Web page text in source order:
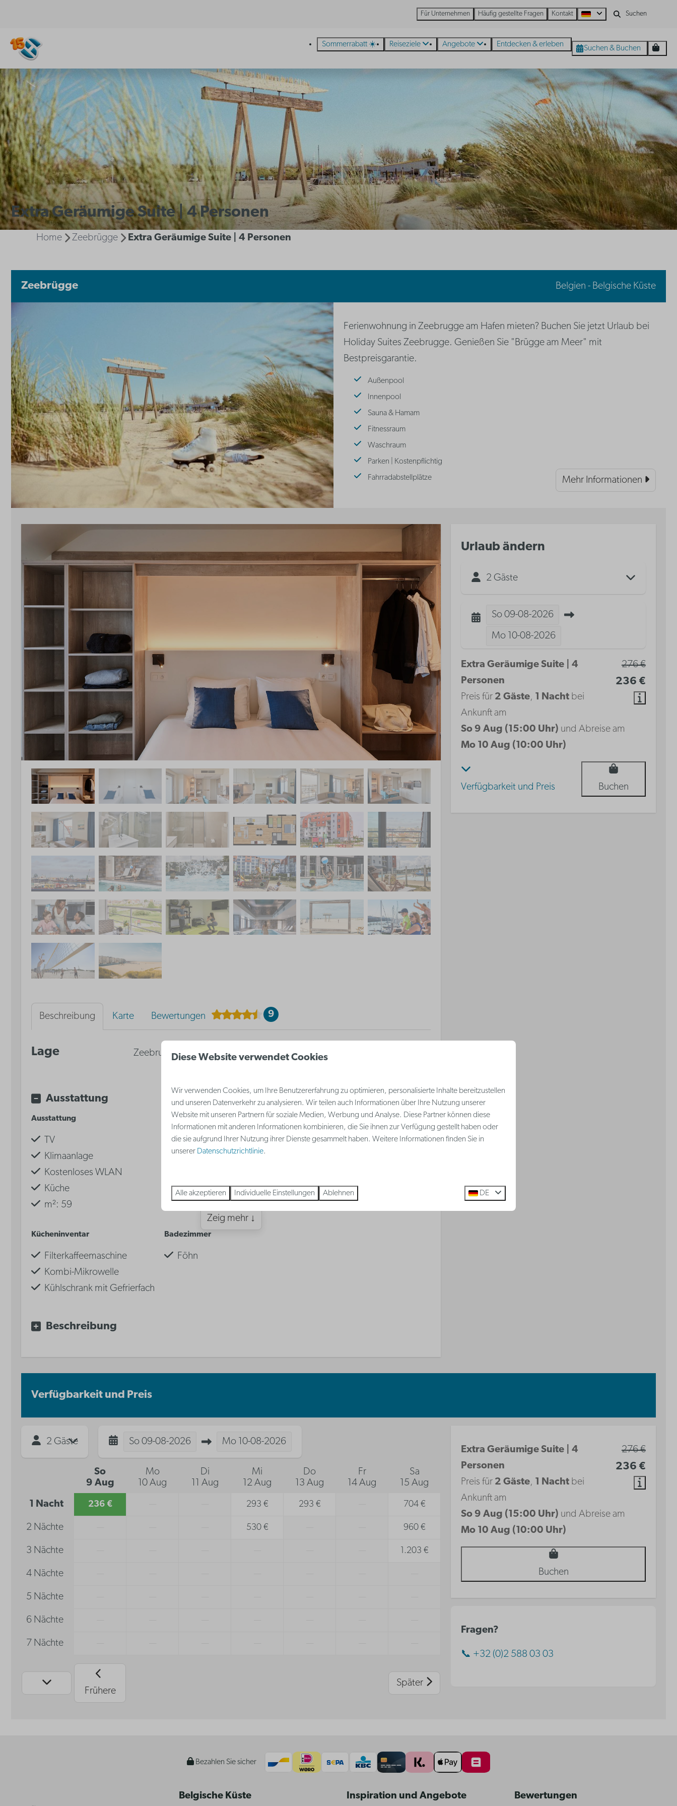
Für Unternehmen Häufig gestellte Fragen Kontakt
Sommerrabatt ☀️ Reiseziele Angebote Entdecken & erleben Suchen & Buchen
Extra Geräumige Suite | 4 Personen
Home Zeebrügge Extra Geräumige Suite | 4 Personen
Zeebrügge Belgien - Belgische Küste
Ferienwohnung in Zeebrugge am Hafen mieten? Buchen Sie jetzt Urlaub bei
Holiday Suites Zeebrugge. Genießen Sie "Brügge am Meer" mit
Bestpreisgarantie.
Außenpool
Innenpool
Sauna & Hamam
Fitnessraum
Waschraum
Parken | Kostenpflichtig
Fahrradabstellplätze
Mehr Informationen
Beschreibung Karte Bewertungen 9
Lage Zeebrugge, Belgische Küste
Ausstattung
Ausstattung
TV
Klimaanlage
Kostenloses WLAN
Küche
m²: 59
Schlafen
Doppelbett
Einzelbett
Einrichtung
Schlafzimmer mit
Einzelbetten
Kücheninventar
Filterkaffeemaschine
Kombi-Mikrowelle
Kühlschrank mit Gefrierfach
Keramikkochfeld
Badezimmer
Föhn
Zeig mehr ↓
Beschreibung
Urlaub ändern
2 Gäste
So 09-08-2026
Mo 10-08-2026
276 €
236 €
Extra Geräumige Suite | 4
Personen
Preis für 2 Gäste, 1 Nacht bei
Ankunft am
So 9 Aug (15:00 Uhr) und Abreise am
Mo 10 Aug (10:00 Uhr)
Verfügbarkeit und Preis Buchen
Verfügbarkeit und Preis
2 Gäste So 09-08-2026 Mo 10-08-2026
So
9 Aug
Mo
10 Aug
Di
11 Aug
Mi
12 Aug
Do
13 Aug
Fr
14 Aug
Sa
15 Aug
1 Nacht 236 € 293 € 293 € 704 €
2 Nächte 530 € 960 €
3 Nächte 1.203 €
4 Nächte
5 Nächte
6 Nächte
7 Nächte
Frühere
Später
276 €
236 €
Extra Geräumige Suite | 4
Personen
Preis für 2 Gäste, 1 Nacht bei
Ankunft am
So 9 Aug (15:00 Uhr) und Abreise am
Mo 10 Aug (10:00 Uhr)
Buchen
Fragen?
📞 +32 (0)2 588 03 03
Bezahlen Sie sicher
Belgische Küste Inspiration und Angebote Bewertungen
Diese Website verwendet Cookies
Wir verwenden Cookies, um Ihre Benutzererfahrung zu optimieren, personalisierte Inhalte bereitzustellen
und unseren Datenverkehr zu analysieren. Wir teilen auch Informationen über Ihre Nutzung unserer
Website mit unseren Partnern für soziale Medien, Werbung und Analyse. Diese Partner können diese
Informationen mit anderen Informationen kombinieren, die Sie ihnen zur Verfügung gestellt haben oder
die sie aufgrund Ihrer Nutzung ihrer Dienste gesammelt haben. Weitere Informationen finden Sie in
unserer Datenschutzrichtlinie.
Alle akzeptieren Individuelle Einstellungen Ablehnen DE